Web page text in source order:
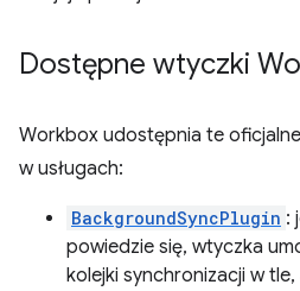
Dostępne wtyczki
Workbox udostępnia te
w usługach:
BackgroundSyncPlugin :
powiedzie się, wtyczka
kolejki synchronizacji w